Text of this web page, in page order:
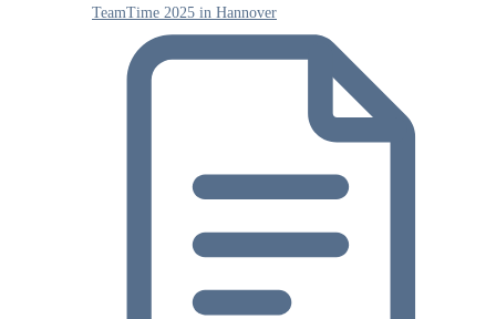
TeamTime 2025 in Hannover